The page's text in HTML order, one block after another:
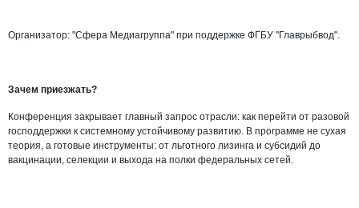
Организатор: "Сфера Медиагруппа" при поддержке ФГБУ "Главрыбвод".
Зачем приезжать?
Конференция закрывает главный запрос отрасли: как перейти от разовой
господдержки к системному устойчивому развитию. В программе не сухая
теория, а готовые инструменты: от льготного лизинга и субсидий до
вакцинации, селекции и выхода на полки федеральных сетей.